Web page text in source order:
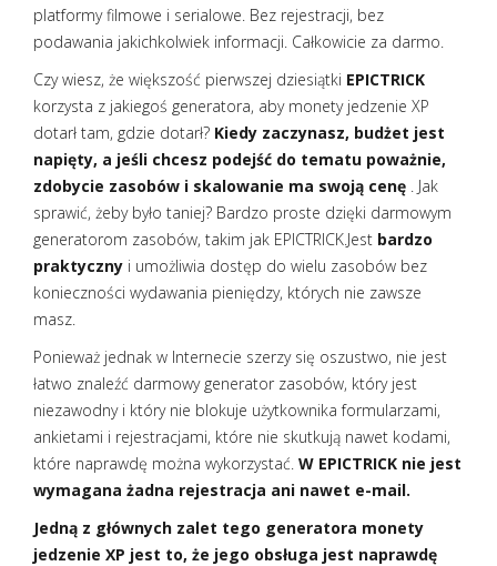
platformy filmowe i serialowe. Bez rejestracji, bez
podawania jakichkolwiek informacji. Całkowicie za darmo.
Czy wiesz, że większość pierwszej dziesiątki EPICTRICK
korzysta z jakiegoś generatora, aby monety jedzenie XP
dotarł tam, gdzie dotarł? Kiedy zaczynasz, budżet jest
napięty, a jeśli chcesz podejść do tematu poważnie,
zdobycie zasobów i skalowanie ma swoją cenę . Jak
sprawić, żeby było taniej? Bardzo proste dzięki darmowym
generatorom zasobów, takim jak EPICTRICK.Jest bardzo
praktyczny i umożliwia dostęp do wielu zasobów bez
konieczności wydawania pieniędzy, których nie zawsze
masz.
Ponieważ jednak w Internecie szerzy się oszustwo, nie jest
łatwo znaleźć darmowy generator zasobów, który jest
niezawodny i który nie blokuje użytkownika formularzami,
ankietami i rejestracjami, które nie skutkują nawet kodami,
które naprawdę można wykorzystać. W EPICTRICK nie jest
wymagana żadna rejestracja ani nawet e-mail.
Jedną z głównych zalet tego generatora monety
jedzenie XP jest to, że jego obsługa jest naprawdę